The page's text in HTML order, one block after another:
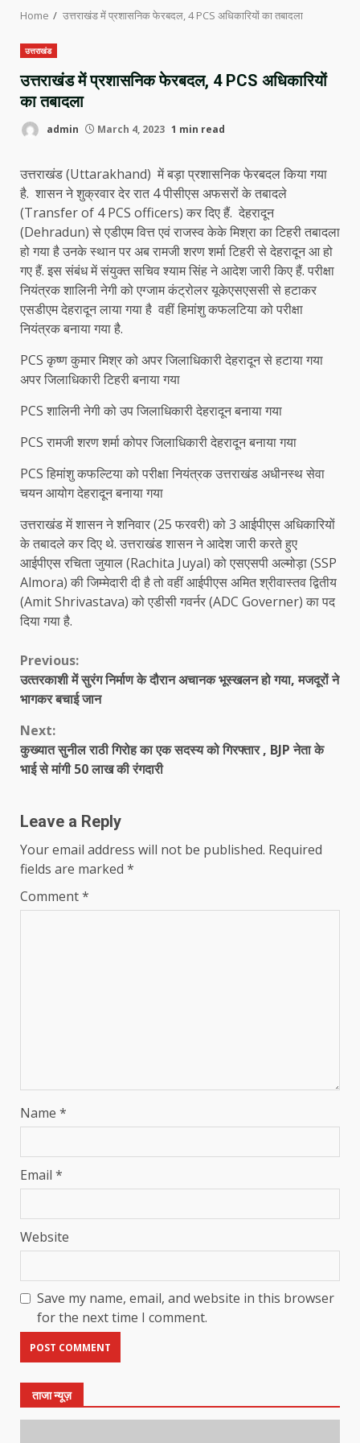
Home उत्तराखंड में प्रशासनिक फेरबदल, 4 PCS अधिकारियों का तबादला
उत्तराखंड
उत्तराखंड में प्रशासनिक फेरबदल, 4 PCS अधिकारियों
का तबादला
admin March 4, 2023 1 min read
उत्तराखंड (Uttarakhand) में बड़ा प्रशासनिक फेरबदल किया गया
है. शासन ने शुक्रवार देर रात 4 पीसीएस अफसरों के तबादले
(Transfer of 4 PCS officers) कर दिए हैं. देहरादून
(Dehradun) से एडीएम वित्त एवं राजस्व केके मिश्रा का टिहरी तबादला
हो गया है उनके स्थान पर अब रामजी शरण शर्मा टिहरी से देहरादून आ हो
गए हैं. इस संबंध में संयुक्त सचिव श्याम सिंह ने आदेश जारी किए हैं. परीक्षा
नियंत्रक शालिनी नेगी को एग्जाम कंट्रोलर यूकेएसएससी से हटाकर
एसडीएम देहरादून लाया गया है वहीं हिमांशु कफलटिया को परीक्षा
नियंत्रक बनाया गया है.
PCS कृष्ण कुमार मिश्र को अपर जिलाधिकारी देहरादून से हटाया गया
अपर जिलाधिकारी टिहरी बनाया गया
PCS शालिनी नेगी को उप जिलाधिकारी देहरादून बनाया गया
PCS रामजी शरण शर्मा कोपर जिलाधिकारी देहरादून बनाया गया
PCS हिमांशु कफल्टिया को परीक्षा नियंत्रक उत्तराखंड अधीनस्थ सेवा
चयन आयोग देहरादून बनाया गया
उत्तराखंड में शासन ने शनिवार (25 फरवरी) को 3 आईपीएस अधिकारियों
के तबादले कर दिए थे. उत्तराखंड शासन ने आदेश जारी करते हुए
आईपीएस रचिता जुयाल (Rachita Juyal) को एसएसपी अल्मोड़ा (SSP
Almora) की जिम्मेदारी दी है तो वहीं आईपीएस अमित श्रीवास्तव द्वितीय
(Amit Shrivastava) को एडीसी गवर्नर (ADC Governer) का पद
दिया गया है.
Continue
Reading
Previous:
उत्‍तरकाशी में सुरंग निर्माण के दौरान अचानक भूस्‍खलन हो गया, मजदूरों ने
भागकर बचाई जान
Next:
कुख्यात सुनील राठी गिरोह का एक सदस्य को गिरफ्तार , BJP नेता के
भाई से मांगी 50 लाख की रंगदारी
Leave a Reply
Your email address will not be published. Required
fields are marked *
Comment*
Name *
Email *
Website
Save my name, email, and website in this browser
for the next time I comment.
ताजा न्यूज़